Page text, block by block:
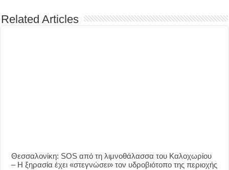
Related Articles
Θεσσαλονίκη: SOS από τη λιμνοθάλασσα του Καλοχωρίου
– Η ξηρασία έχει «στεγνώσει» τον υδροβιότοπο της περιοχής